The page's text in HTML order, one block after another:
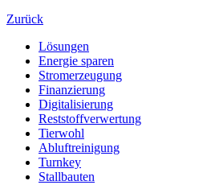
Zurück
Lösungen
Energie sparen
Stromerzeugung
Finanzierung
Digitalisierung
Reststoffverwertung
Tierwohl
Abluftreinigung
Turnkey
Stallbauten